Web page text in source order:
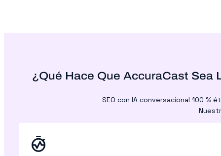
¿Qué Hace Que AccuraCast Sea
SEO con IA conversacional 100